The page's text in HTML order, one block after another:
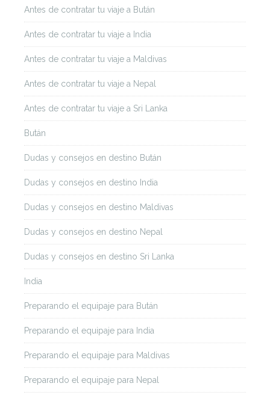
Antes de contratar tu viaje a Bután
Antes de contratar tu viaje a India
Antes de contratar tu viaje a Maldivas
Antes de contratar tu viaje a Nepal
Antes de contratar tu viaje a Sri Lanka
Bután
Dudas y consejos en destino Bután
Dudas y consejos en destino India
Dudas y consejos en destino Maldivas
Dudas y consejos en destino Nepal
Dudas y consejos en destino Sri Lanka
India
Preparando el equipaje para Bután
Preparando el equipaje para India
Preparando el equipaje para Maldivas
Preparando el equipaje para Nepal